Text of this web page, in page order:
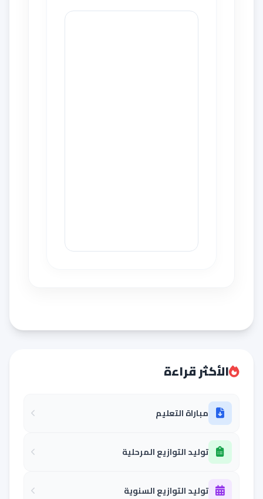
الأكثر قراءة
مباراة التعليم
توليد التوازيع المرحلية
توليد التوازيع السنوية